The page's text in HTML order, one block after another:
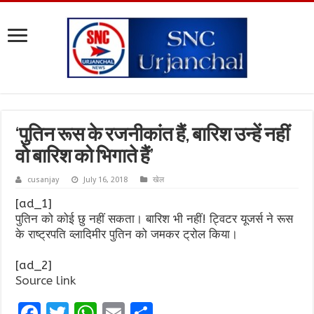
‘पुतिन रूस के रजनीकांत हैं, बारिश उन्हें नहीं
वो बारिश को भिगाते हैं’
cusanjay July 16, 2018 खेल
[ad_1]
पुतिन को कोई छु नहीं सकता। बारिश भी नहीं! ट्विटर यूजर्स ने रूस
के राष्ट्रपति व्लादिमीर पुतिन को जमकर ट्रोल किया।
[ad_2]
Source link